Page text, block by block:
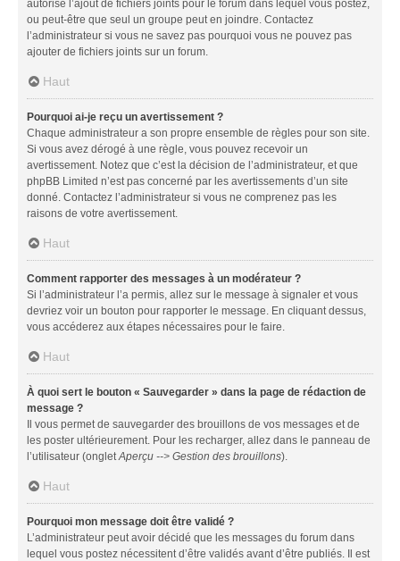
autorisé l’ajout de fichiers joints pour le forum dans lequel vous postez,
ou peut-être que seul un groupe peut en joindre. Contactez
l’administrateur si vous ne savez pas pourquoi vous ne pouvez pas
ajouter de fichiers joints sur un forum.
Haut
Pourquoi ai-je reçu un avertissement ?
Chaque administrateur a son propre ensemble de règles pour son site.
Si vous avez dérogé à une règle, vous pouvez recevoir un
avertissement. Notez que c’est la décision de l’administrateur, et que
phpBB Limited n’est pas concerné par les avertissements d’un site
donné. Contactez l’administrateur si vous ne comprenez pas les
raisons de votre avertissement.
Haut
Comment rapporter des messages à un modérateur ?
Si l’administrateur l’a permis, allez sur le message à signaler et vous
devriez voir un bouton pour rapporter le message. En cliquant dessus,
vous accéderez aux étapes nécessaires pour le faire.
Haut
À quoi sert le bouton « Sauvegarder » dans la page de rédaction de
message ?
Il vous permet de sauvegarder des brouillons de vos messages et de
les poster ultérieurement. Pour les recharger, allez dans le panneau de
l’utilisateur (onglet Aperçu --> Gestion des brouillons).
Haut
Pourquoi mon message doit être validé ?
L’administrateur peut avoir décidé que les messages du forum dans
lequel vous postez nécessitent d’être validés avant d’être publiés. Il est